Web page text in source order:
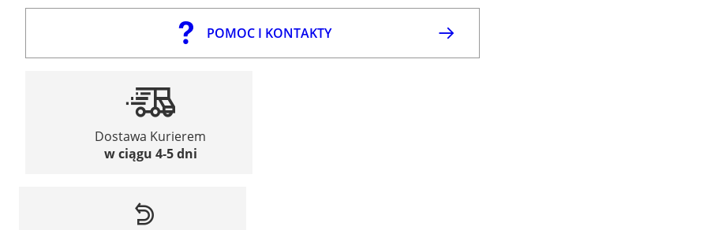
POMOC I KONTAKTY
Dostawa Kurierem
w ciągu 4-5 dni